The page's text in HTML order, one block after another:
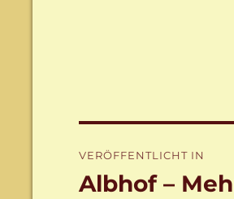
VERÖFFENTLICHT IN
Albhof –